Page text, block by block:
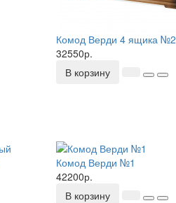
Комод Верди 4 ящика №2
32550р.
В корзину
Комод Верди №1
42200р.
В корзину